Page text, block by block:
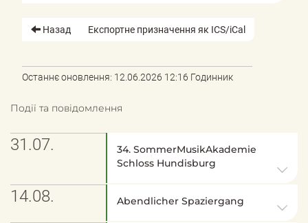
Назад Експортне призначення як ICS/iCal
Останнє оновлення: 12.06.2026 12:16 Годинник
Події та повідомлення
31.07.
34. SommerMusikAkademie
Schloss Hundisburg
14.08. Abendlicher Spaziergang